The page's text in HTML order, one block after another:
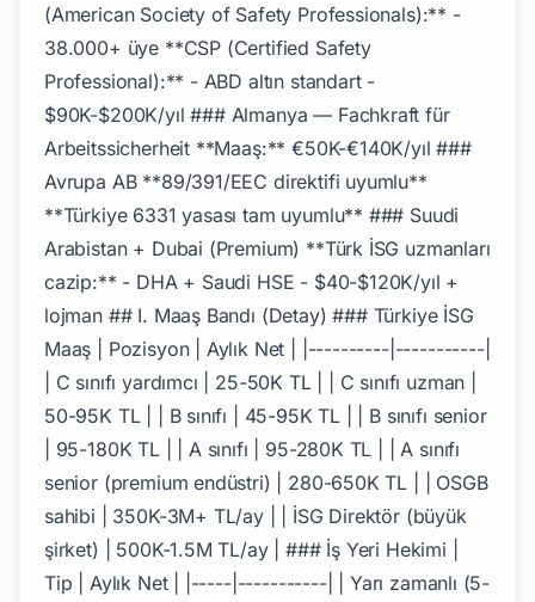
(American Society of Safety Professionals):** -
38.000+ üye **CSP (Certified Safety
Professional):** - ABD altın standart -
$90K-$200K/yıl ### Almanya — Fachkraft für
Arbeitssicherheit **Maaş:** €50K-€140K/yıl ###
Avrupa AB **89/391/EEC direktifi uyumlu**
**Türkiye 6331 yasası tam uyumlu** ### Suudi
Arabistan + Dubai (Premium) **Türk İSG uzmanları
cazip:** - DHA + Saudi HSE - $40-$120K/yıl +
lojman ## I. Maaş Bandı (Detay) ### Türkiye İSG
Maaş | Pozisyon | Aylık Net | |----------|-----------|
| C sınıfı yardımcı | 25-50K TL | | C sınıfı uzman |
50-95K TL | | B sınıfı | 45-95K TL | | B sınıfı senior
| 95-180K TL | | A sınıfı | 95-280K TL | | A sınıfı
senior (premium endüstri) | 280-650K TL | | OSGB
sahibi | 350K-3M+ TL/ay | | İSG Direktör (büyük
şirket) | 500K-1.5M TL/ay | ### İş Yeri Hekimi |
Tip | Aylık Net | |-----|-----------| | Yarı zamanlı (5-